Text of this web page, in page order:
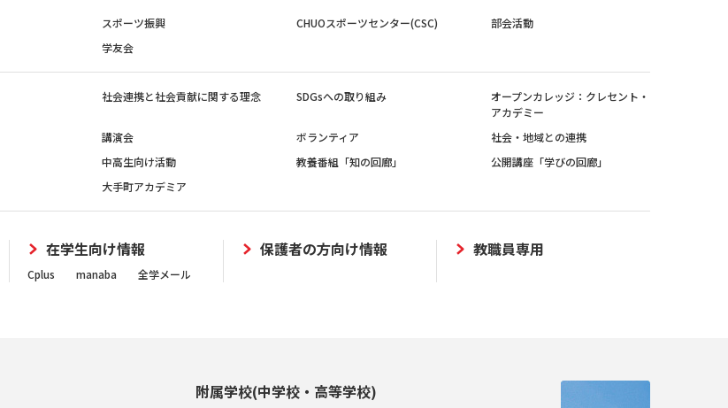
スポーツ振興 CHUOスポーツセンター(CSC)
部会活動
学友会
社会連携と社会貢献に関する理念 SDGsへの取り組み
オープンカレッジ：クレセント・
アカデミー
講演会
ボランティア
社会・地域との連携
中高生向け活動
教養番組「知の回廊」
公開講座「学びの回廊」
大手町アカデミア
在学生向け情報
Cplus manaba 全学メール
保護者の方向け情報 教職員専用
附属学校(中学校・高等学校)